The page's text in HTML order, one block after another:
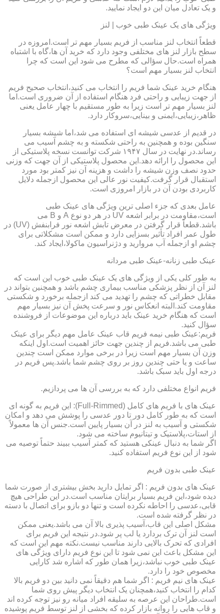
و یک تعادل میان این دو ایجاد نمایید.
ویژگی های یک عینک طبی خوب | لنز
قطعاً انتخاب لنز مناسب از فریم بسیار مهم تر است.امروزه در
سطح بازار لنز های مختلفی وجود دارد که خرید آن ها،گاه با اشتباه
همراه است.حال سؤالی که مطرح می شود این است که چرا
انتخاب لنز بسیار مهم است؟
هنگام خرید عینک شما فریم را انتخاب می کنید،انتخاب صحیح فریم
از جهت زیبایی و راحتی فرد هنگام استفاده از آن ضروری است.اما
لنز بسیار مهم تر است زیرا به طور مستقیم با چهار عامل یعنی
ظاهر،زیبایی،ایمنی و بینایی،سروکار دارد.
در قدیم از عدسی شیشه ای استفاده می شد،اما شیشه بسیار
سنگین بوده و همچنین به راحتی شکسته و به چشم آسیب می
رساند.در نهایت در سال ۱۹۴۷ شرکت توانست نسخه پلاستیکی از
این محصول را ارائه دهد.این محصول پلاستیکی از آن جهت که وزنی
حدود نصف وزن شیشه را داشت و هزینه آن نیز کمتر بود مورد
استقبال قرار گرفت.کیفیت نور عالی این محصول ازجمله دلایل
کاربردی بودن آن در بازار امروزی است.
عامل بعدی که جزء اصلی ترین ویژگی های عینک طبی
است،مقاومت در برابر اشعه UV در هر دو نوع A و B می
باشد.قطعاً قرار گرفتن در معرض تابش اشعه نور فرابنفش (UV) در
طول عمر افراد تأثیر بسزایی دارد و ممکن است مشکلاتی برای
چشم او ازجمله آب مروارید و دژنراسیون ماکولا،ایجاد کند.
عینک طبی زنانه-عینک طبی مردانه
به طور کلی یکی از ویژگی های یک عینک طبی خوب این است که
لنز آن از نظر پزشکی مناسب بیماری چشم باشد و همچنین بتواند در
مقابل خطراتی که چشم را تهدید می کند ازجمله برخورد و شکستی
مقاومت کند.البته انعکاس نور و سرعت پخش آن نیز بسیار مهم
است که هنگام خرید عینک باید درباره این موضوعات از فروشنده
سؤال کنید.
فریم:عینک طبی نیمه فریم قاب عینک عامل مهم دیگر برای عینک
طبی می باشد.فریم از چندین جهت حائز اهمیت است.اول اینکه
وزن آن بسیار مهم است زیرا در برخی موارد ممکن است چندین
ساعت و یا حتی چندین روز بر روی چشم شما باشد.پس فریم در
درجه اول باید سبک باشد.
فریم انواع مختلفی دارد که به بررسی آن ها می پردازیم.
عینک های با فریم های کامل (Full-Rimmed): این فریم به گونه ای
است که به طور کامل دور تا دور عدسی را پوشش می دهد و امکان
شکستی و آسیب به لنز در آن بسیار پایین است.جنس آن ها معمولاً
از استات،پلاستیک و تیتانیوم ساخته می شود.
اگر شما به دنبال عینکی هستید که کمتر آسیب ببیند حتماً توصیه می
شود از این نوع فریم استفاده کنید.
عینک طبی بدون فریم
عینک های بدون فریم : اگر تمایل دارید بخش بیشتری از صورت شما
دیده شود،این فریم بسیار برایتان مناسب است.در این طراحی هیچ
قابی،عدسی را احاطه نکرده است و تنها دو بازو برای اتصال با دسته
در نظر گرفته شده است.
مشکل اصلی این قاب،آسیب پذیری بالا آن می باشد.یعنی ممکن
است لنز آن ترک بردارد یا لب پر شود.در نتیجه این فریم برای
افرادی که تحرک بالایی دارند مناسب نیست.نکته مهم این است که
این مشکل باعث این نمی شود تا این نوع فریم دارای ویژگی های
عینک طبی خوب نباشد،زیرا همان طور که اشاره شد کارایی
مخصوص خود را دارد.
عینک های نیم فریم : اگر شما هم دقیقاً نمی دانید بین دو فریم بالا
کدام را انتخاب کنید،همچنان یک انتخاب دیگر پیش روی شما
است.طراحان این عرصه به سلیقه افراد میانه رو نیز توجه کرده اند
و قاب هایی را روانه بازار کرده که بخشی از لنز توسط فریم پوشیده